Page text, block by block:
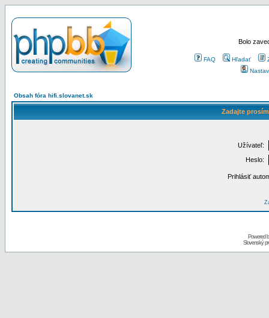
Bolo
FAQ Hľadať
Obsah fóra hifi.slovanet.sk
Zadajte
Užívateľ:
Heslo:
Prihlásiť
Powered
Slovenský